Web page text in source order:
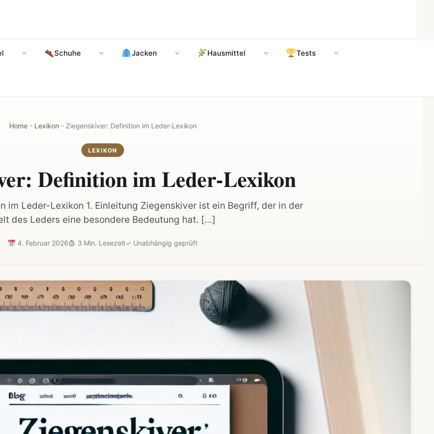
Schuhe Jacken Hausmittel Tests
Home- Lexikon- Ziegenskiver: Definition im Leder-Lexikon
LEXIKON
Definition im Leder-Lexikon
im Leder-Lexikon 1. Einleitung Ziegenskiver ist ein Begriff, der in der
des Leders eine besondere Bedeutung hat. […]
4. Februar 2026 3 Min. Lesezeit✓ Unabhängig geprüft